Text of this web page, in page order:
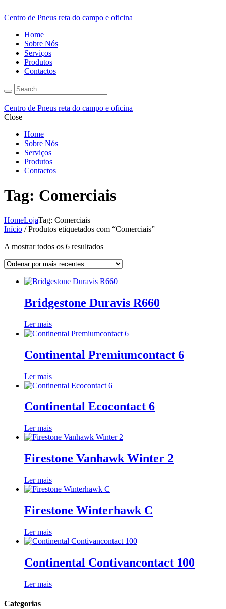
Centro de Pneus reta do campo e oficina
Home
Sobre Nós
Serviços
Produtos
Contactos
Centro de Pneus reta do campo e oficina
Close
Home
Sobre Nós
Serviços
Produtos
Contactos
Tag: Comerciais
HomeLojaTag: Comerciais
Início / Produtos etiquetados com “Comerciais”
A mostrar todos os 6 resultadosOrdenado
mais
Bridgestone Duravis R660
Ler mais
Continental Premiumcontact 6
Ler mais
Continental Ecocontact 6
Ler mais
Firestone Vanhawk Winter 2
Ler mais
Firestone Winterhawk C
Ler mais
Continental Contivancontact 100
Ler mais
Categorias